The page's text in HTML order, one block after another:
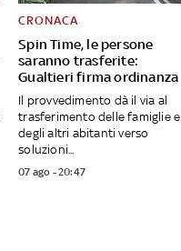
Spin Time, le persone
saranno trasferite:
Gualtieri firma ordinanza
CRONACA
Il provvedimento dà il via al
trasferimento delle famiglie e
degli altri abitanti verso
soluzioni...
07 ago - 20:47